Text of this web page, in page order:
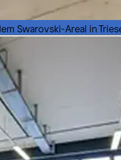
Swarovski-Areal in